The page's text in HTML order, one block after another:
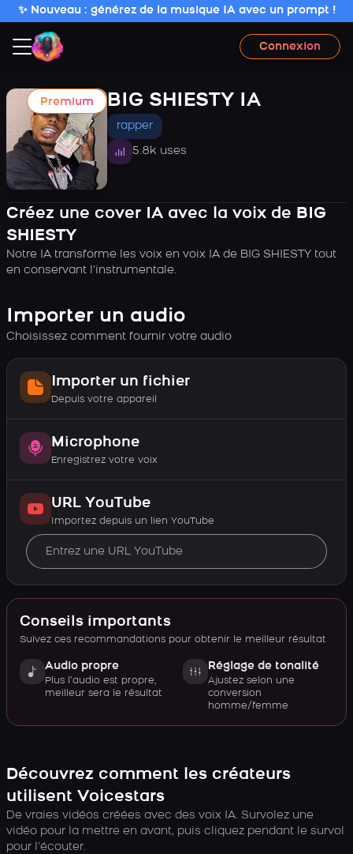
✨ Nouveau : générez de la musique IA avec un prompt !
Connexion
Premium BIG SHIESTY IA
rapper
5.8k uses
Créez une cover IA avec la voix de BIG
SHIESTY
Notre IA transforme les voix en voix IA de BIG SHIESTY tout
en conservant l’instrumentale.
Importer un audio
Choisissez comment fournir votre audio
Importer un fichier
Depuis votre appareil
Microphone
Enregistrez votre voix
URL YouTube
Importez depuis un lien YouTube
Conseils importants
Suivez ces recommandations pour obtenir le meilleur résultat
Audio propre
Plus l’audio est propre,
meilleur sera le résultat
Réglage de tonalité
Ajustez selon une
conversion
homme/femme
Découvrez comment les créateurs
utilisent Voicestars
De vraies vidéos créées avec des voix IA. Survolez une
vidéo pour la mettre en avant, puis cliquez pendant le survol
pour l’écouter.